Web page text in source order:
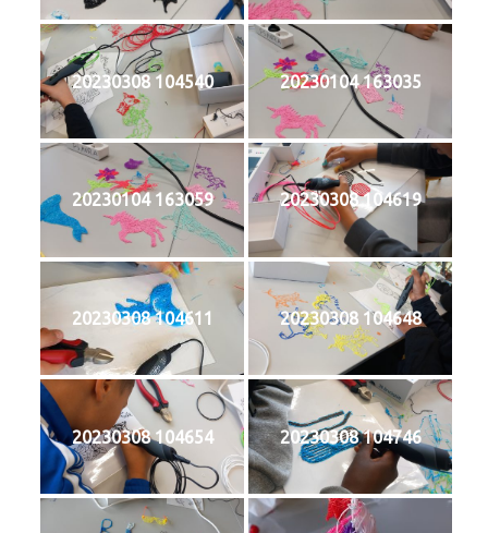
20230308 104540 20230104 163035
20230104 163059 20230308 104619
20230308 104611 20230308 104648
20230308 104654 20230308 104746